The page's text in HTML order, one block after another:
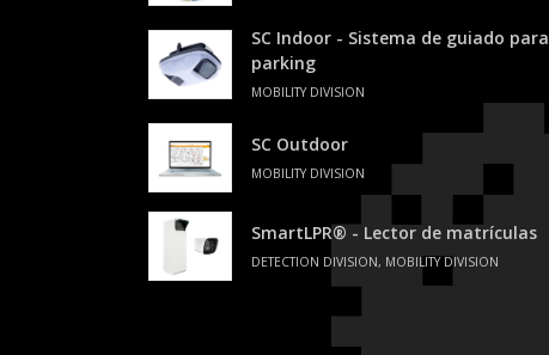
SC Indoor - Sistema de guiado para
parking
MOBILITY DIVISION
SC Outdoor
MOBILITY DIVISION
SmartLPR® - Lector de matrículas
DETECTION DIVISION, MOBILITY DIVISION